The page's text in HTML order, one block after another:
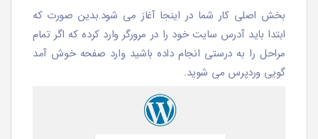
بخش اصلی کار شما در اینجا آغاز می شود.بدین صورت که
ابتدا باید آدرس سایت خود را در مرورگر وارد کرده که اگر تمام
مراحل را به درستی انجام داده باشید وارد صفحه خوش آمد
گویی وردپرس می شوید.